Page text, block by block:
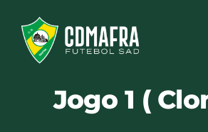
content
Jogo 1 (